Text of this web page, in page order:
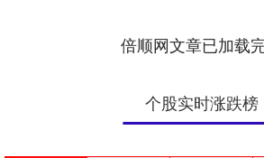
倍顺网文章已加载
个股实时涨跌榜